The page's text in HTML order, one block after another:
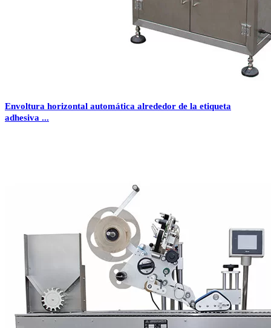
Envoltura horizontal automática alrededor de la etiqueta
adhesiva ...